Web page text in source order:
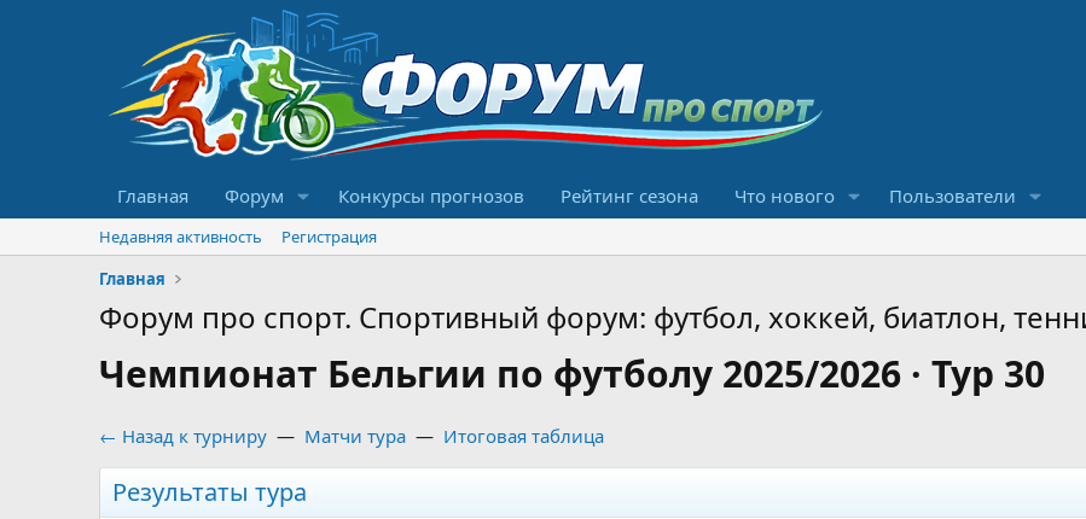
Главная Форум Конкурсы прогнозов Рейтинг сезона Что нового Пользователи
Недавняя активность
Регистрация
Главная
Форум про спорт. Спортивный форум: футбол, хоккей, биатлон,
Чемпионат Бельгии по футболу 2025/2026 · Тур 30
← Назад к турниру — Матчи тура — Итоговая таблица
Результаты тура